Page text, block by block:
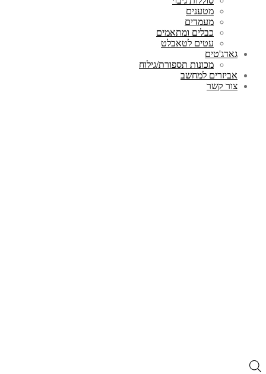
מטענים
מעמדים
כבלים ומתאמים
עטים לטאבלט
גאדג'טים
מכונות תספורת/גילוח
אביזרים למחשב
צור קשר